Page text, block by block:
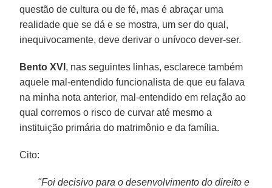
questão de cultura ou de fé, mas é abraçar uma
realidade que se dá e se mostra, um ser do qual,
inequivocamente, deve derivar o unívoco dever-ser.
Bento XVI , nas seguintes linhas, esclarece também
aquele mal-entendido funcionalista de que eu falava
na minha nota anterior, mal-entendido em relação ao
qual corremos o risco de curvar até mesmo a
instituição primária do matrimônio e da família.
Cito:
"Foi decisivo para o desenvolvimento do direito e